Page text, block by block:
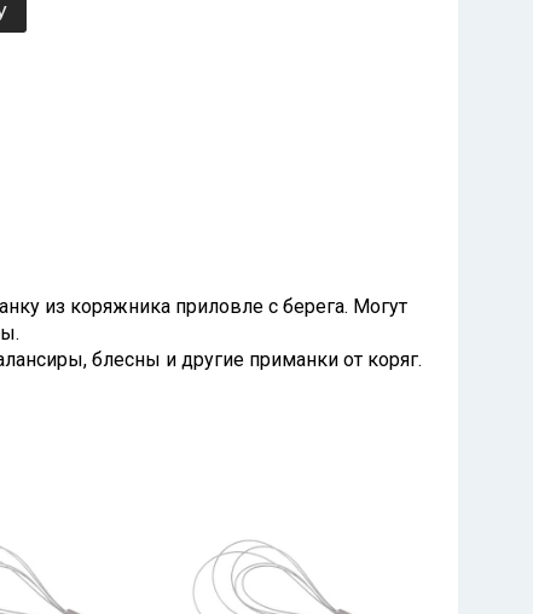
из коряжника приловле с берега. Могут
блесны и другие приманки от коряг.